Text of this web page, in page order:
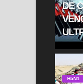
DE
H5N1